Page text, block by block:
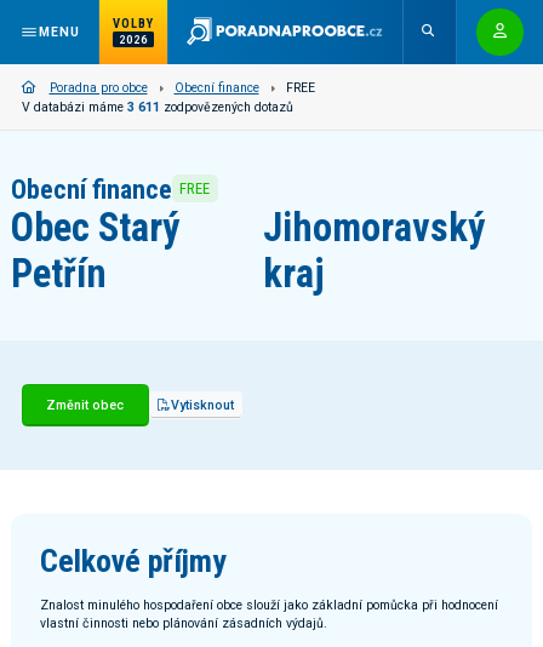
MENU
VOLBY
2026
Poradna pro obce Obecní finance
FREE
V databázi máme 3 611 zodpovězených dotazů
Obecní finance FREE
Obec Starý
Petřín
Jihomoravský
kraj
Změnit obec Vytisknout
Celkové příjmy
Znalost minulého hospodaření obce slouží jako základní pomůcka při hodnocení
vlastní činnosti nebo plánování zásadních výdajů.